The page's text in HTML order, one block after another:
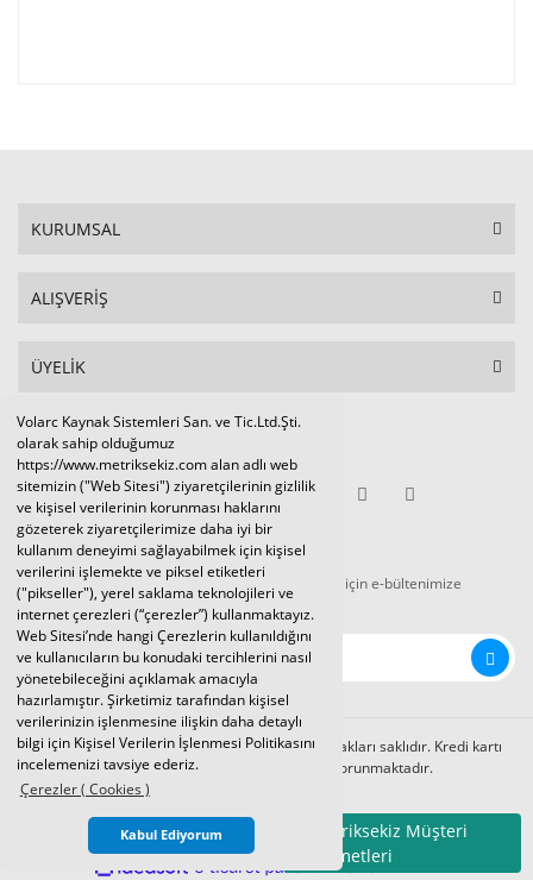
Volarc Kaynak Sistemleri San. ve Tic.Ltd.Şti.
olarak sahip olduğumuz
https://www.metriksekiz.com alan adlı web
sitemizin ("Web Sitesi") ziyaretçilerinin gizlilik
ve kişisel verilerinin korunması haklarını
gözeterek ziyaretçilerimize daha iyi bir
kullanım deneyimi sağlayabilmek için kişisel
verilerini işlemekte ve piksel etiketleri
("pikseller"), yerel saklama teknolojileri ve
internet çerezleri (“çerezler”) kullanmaktayız.
Web Sitesi’nde hangi Çerezlerin kullanıldığını
ve kullanıcıların bu konudaki tercihlerini nasıl
yönetebileceğini açıklamak amacıyla
hazırlamıştır. Şirketimiz tarafından kişisel
verilerinizin işlenmesine ilişkin daha detaylı
bilgi için Kişisel Verilerin İşlenmesi Politikasını
incelemenizi tavsiye ederiz.
Çerezler ( Cookies )
Kabul Ediyorum
Metriksekiz Müşteri
Hizmetleri
KURUMSAL
ALIŞVERİŞ
ÜYELİK
E-BÜLTEN
Tüm kampanya ve duyurulardan haberdar olmak için e-bültenimize
kaydolunuz.
Volarc Kaynak Sistemleri Ltd.Şti. 2024 © Tüm hakları saklıdır. Kredi kartı
bilgileriniz 256bit SSL sertifikası ile korunmaktadır.
ideasoft e-